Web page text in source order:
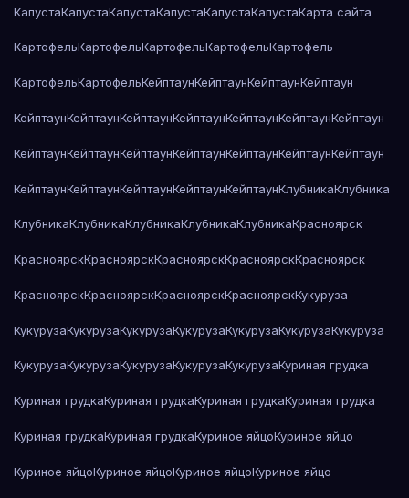
КапустаКапустаКапустаКапустаКапустаКапустаКарта сайта
КартофельКартофельКартофельКартофельКартофель
КартофельКартофельКейптаунКейптаунКейптаунКейптаун
КейптаунКейптаунКейптаунКейптаунКейптаунКейптаунКейптаун
КейптаунКейптаунКейптаунКейптаунКейптаунКейптаунКейптаун
КейптаунКейптаунКейптаунКейптаунКейптаунКлубникаКлубника
КлубникаКлубникаКлубникаКлубникаКлубникаКрасноярск
КрасноярскКрасноярскКрасноярскКрасноярскКрасноярск
КрасноярскКрасноярскКрасноярскКрасноярскКукуруза
КукурузаКукурузаКукурузаКукурузаКукурузаКукурузаКукуруза
КукурузаКукурузаКукурузаКукурузаКукурузаКуриная грудка
Куриная грудкаКуриная грудкаКуриная грудкаКуриная грудка
Куриная грудкаКуриная грудкаКуриное яйцоКуриное яйцо
Куриное яйцоКуриное яйцоКуриное яйцоКуриное яйцо